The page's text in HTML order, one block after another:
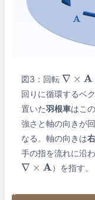
A
図3：回転 ∇× A
回りに循環するベ
置いた羽根車はこ
強さと軸の向きが
なる。軸の向きは
手の指を流れに沿
∇× A ）を指す。